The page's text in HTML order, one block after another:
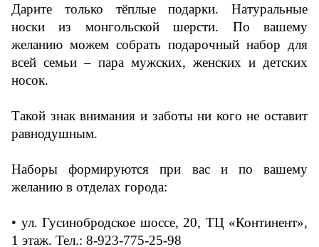
Дарите только тёплые подарки. Натуральные
носки из монгольской шерсти. По вашему
желанию можем собрать подарочный набор для
всей семьи – пара мужских, женских и детских
носок.
Такой знак внимания и заботы ни кого не оставит
равнодушным.
Наборы формируются при вас и по вашему
желанию в отделах города:
• ул. Гусинобродское шоссе, 20, ТЦ «Континент»,
1 этаж. Тел.: 8-923-775-25-98